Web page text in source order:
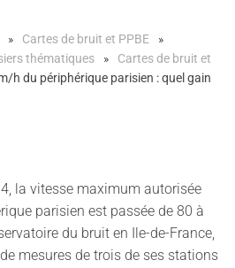
Cartes de bruit et PPBE
thématiques
Cartes de bruit et
h du périphérique parisien : quel gain
la vitesse maximum autorisée
parisien est passée de 80 à
du bruit en Ile-de-France,
mesures de trois de ses stations